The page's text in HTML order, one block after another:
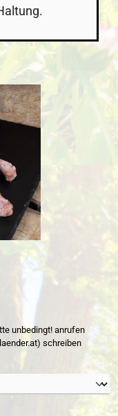
unbedingt! anrufen
schreiben